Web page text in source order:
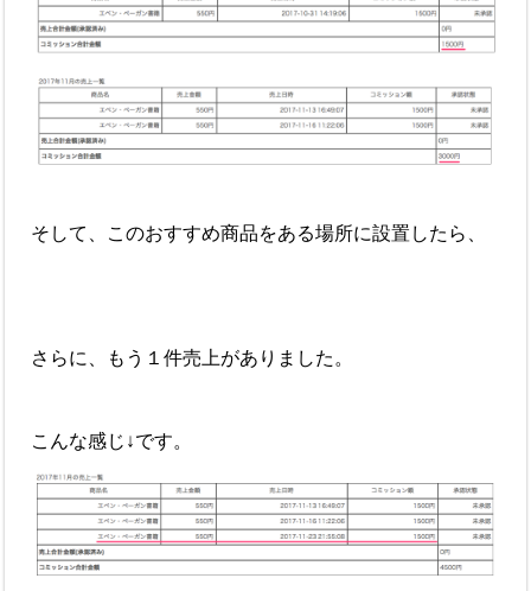
そして、このおすすめ商品をある場所に設置したら、
さらに、もう１件売上がありました。
こんな感じ↓です。